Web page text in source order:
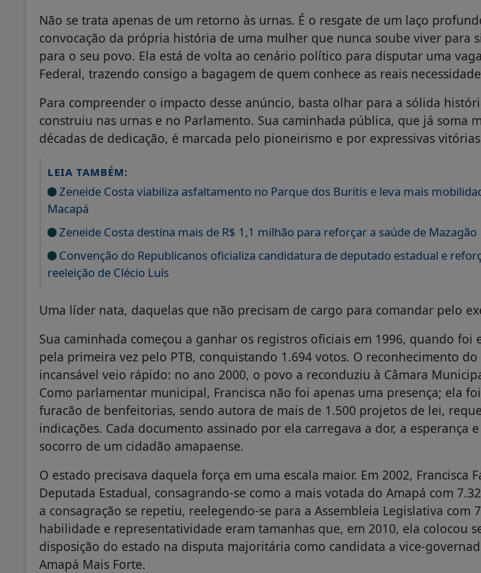
Não se trata apenas de um retorno às urnas. É o resgate de um laço
convocação da própria história de uma mulher que nunca soube viver para
para o seu povo. Ela está de volta ao cenário político para disputar uma
Federal, trazendo consigo a bagagem de quem conhece as reais
Para compreender o impacto desse anúncio, basta olhar para a sólida
construiu nas urnas e no Parlamento. Sua caminhada pública, que já soma
décadas de dedicação, é marcada pelo pioneirismo e por expressivas
LEIA TAMBÉM:
Zeneide Costa viabiliza asfaltamento no Parque dos Buritis e leva mais
Macapá
Zeneide Costa destina mais de R$ 1,1 milhão para reforçar a saúde de Mazagão
Convenção do Republicanos oficializa candidatura de deputado estadual e
reeleição de Clécio Luís
Uma líder nata, daquelas que não precisam de cargo para comandar pelo
Sua caminhada começou a ganhar os registros oficiais em 1996, quando foi
pela primeira vez pelo PTB, conquistando 1.694 votos. O reconhecimento
incansável veio rápido: no ano 2000, o povo a reconduziu à Câmara
Como parlamentar municipal, Francisca não foi apenas uma presença; ela
furacão de benfeitorias, sendo autora de mais de 1.500 projetos de lei,
indicações. Cada documento assinado por ela carregava a dor, a esperança
socorro de um cidadão amapaense.
O estado precisava daquela força em uma escala maior. Em 2002, Francisca
Deputada Estadual, consagrando-se como a mais votada do Amapá com
a consagração se repetiu, reelegendo-se para a Assembleia Legislativa com
habilidade e representatividade eram tamanhas que, em 2010, ela colocou
disposição do estado na disputa majoritária como candidata a vice-
Amapá Mais Forte.